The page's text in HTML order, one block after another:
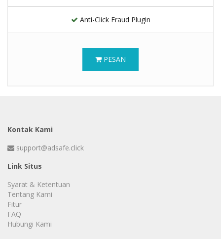
Anti-Click Fraud Plugin
PESAN
Kontak Kami
support@adsafe.click
Link Situs
Syarat & Ketentuan
Tentang Kami
Fitur
FAQ
Hubungi Kami